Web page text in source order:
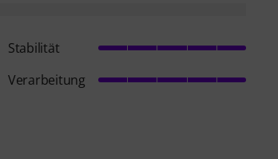
Stabilität
Verarbeitung